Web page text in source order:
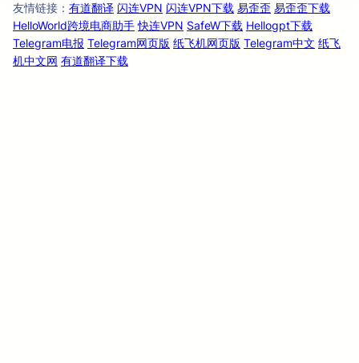
友情链接 ： 有道翻译 闪连VPN 闪连VPN下载 易歪歪 易歪歪下载
HelloWorld跨境电商助手 快连VPN SafeW下载 Hellogpt下载
Telegram电报 Telegram网页版 纸飞机网页版 Telegram中文 纸飞
机中文网 有道翻译下载